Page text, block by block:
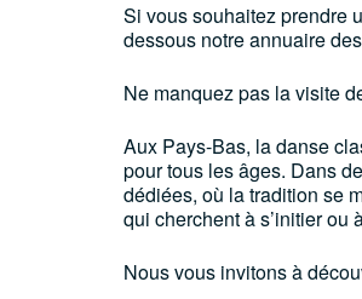
Si vous souhaitez prendre
dessous notre annuaire
Ne manquez pas la visite
Aux Pays-Bas, la danse
pour tous les âges. Dans
dédiées, où la tradition se
qui cherchent à s’initier ou
Nous vous invitons à